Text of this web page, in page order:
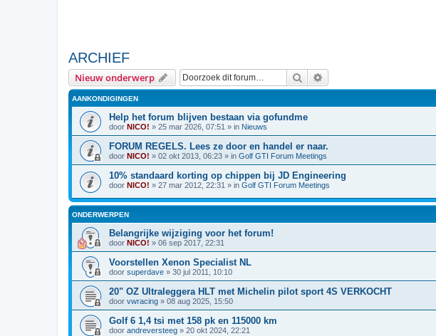
ARCHIEF
Nieuw onderwerp Zoek
AANKONDIGINGEN
Help het forum blijven bestaan via gofundme
door NICO! » 25 mar 2026, 07:51 » in Nieuws
FORUM REGELS. Lees ze door en handel er naar.
door NICO! » 02 okt 2013, 06:23 » in Golf GTI Forum Meetings
10% standaard korting op chippen bij JD Engineering
door NICO! » 27 mar 2012, 22:31 » in Golf GTI Forum Meetings
ONDERWERPEN
Belangrijke wijziging voor het forum!
door NICO! » 06 sep 2017, 22:31
Voorstellen Xenon Specialist NL
door superdave » 30 jul 2011, 10:10
20" OZ Ultraleggera HLT met Michelin pilot sport 4S VERKOCHT
door vwracing » 08 aug 2025, 15:50
Golf 6 1,4 tsi met 158 pk en 115000 km
door andreversteeg » 20 okt 2024, 22:21